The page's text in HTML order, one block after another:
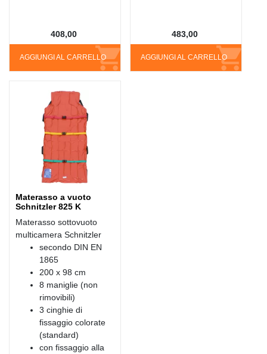
AGGIUNGI AL CARRELLO
408,00
AGGIUNGI AL CARRELLO
483,00
Materasso a vuoto
Schnitzler 825 K
Materasso sottovuoto
multicamera Schnitzler
secondo DIN EN
1865
200 x 98 cm
8 maniglie (non
rimovibili)
3 cinghie di
fissaggio colorate
(standard)
con fissaggio alla